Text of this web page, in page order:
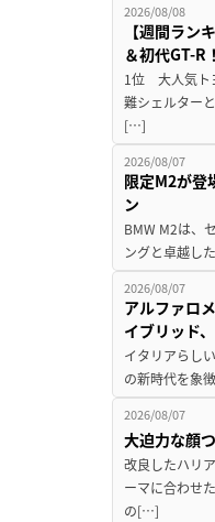
2026/08/08
【週間ラ
＆初代GT-R
1位 大人気ト
難シェルター
[…]
2026/08/07
限定M2が登
ン
BMW M2は、
ングと卓越し
2026/08/07
アルファロ
イブリッド
イタリアらし
の新時代を象
2026/08/07
大迫力な顔
改良したハリ
ーマに合わせ
の[…]